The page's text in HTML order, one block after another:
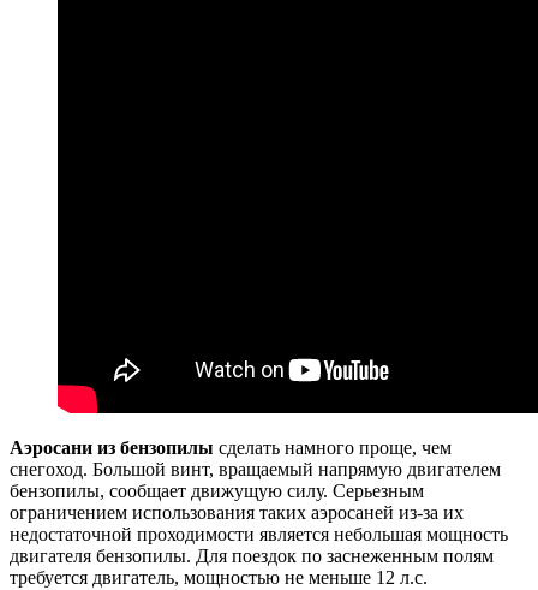
Аэросани из бензопилы сделать намного проще, чем
снегоход. Большой винт, вращаемый напрямую двигателем
бензопилы, сообщает движущую силу. Серьезным
ограничением использования таких аэросаней из-за их
недостаточной проходимости является небольшая мощность
двигателя бензопилы. Для поездок по заснеженным полям
требуется двигатель, мощностью не меньше 12 л.с.